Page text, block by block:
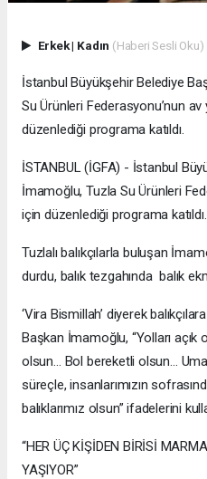
Erkek| Kadın (Haberi Sesli Oku)
İstanbul Büyükşehir Belediye
Su Ürünleri Federasyonu’nun av
düzenlediği programa katıldı.
İSTANBUL (İGFA) - İstanbul
İmamoğlu, Tuzla Su Ürünleri
için düzenlediği programa katıldı.
Tuzlalı balıkçılarla buluşan
durdu, balık tezgahında balık
‘Vira Bismillah’ diyerek
Başkan İmamoğlu, “Yolları
olsun… Bol bereketli olsun…
süreçle, insanlarımızın
balıklarımız olsun” ifadelerini
“HER ÜÇ KİŞİDEN BİRİSİ
YAŞIYOR”